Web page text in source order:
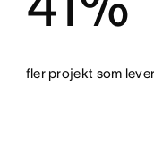
fler projekt som